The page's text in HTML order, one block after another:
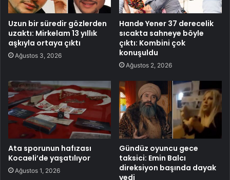
Uzun bir süredir gözlerden
uzaktı: Mirkelam 13 yıllık
aşkıyla ortaya çıktı
Ağustos 3, 2026
Hande Yener 37 derecelik
sıcakta sahneye böyle
çıktı: Kombini çok
konuşuldu
Ağustos 2, 2026
Ata sporunun hafızası
Kocaeli’de yaşatılıyor
Ağustos 1, 2026
Gündüz oyuncu gece
taksici: Emin Balcı
direksiyon başında dayak
yedi